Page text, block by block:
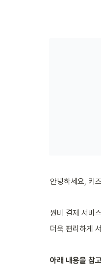
안녕하세요, 키
원비 결제 서비
더욱 편리하게
아래 내용을 참